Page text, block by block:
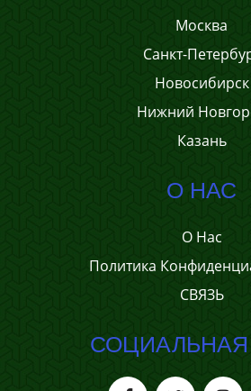
Москва
Санкт-
Новосибирск
Нижний
Казань
О НАС
О Нас
Политика
СВЯЗЬ